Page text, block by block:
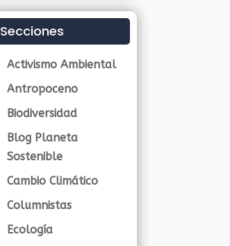
Secciones
Activismo Ambiental
Antropoceno
Biodiversidad
Blog Planeta
Sostenible
Cambio Climático
Columnistas
Ecología